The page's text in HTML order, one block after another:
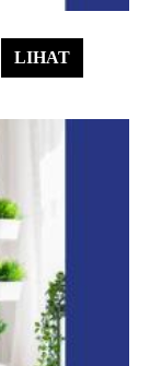
LIHAT